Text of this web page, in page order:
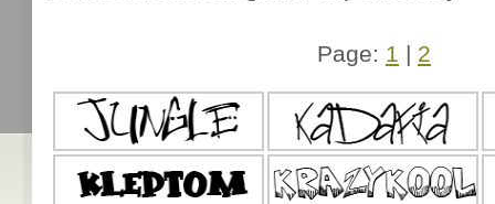
Page: 1 | 2